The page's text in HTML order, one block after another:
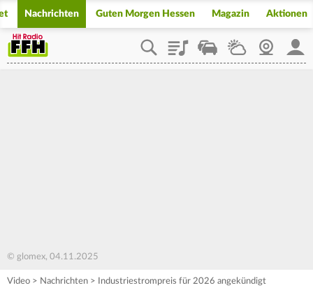
Nachrichten Guten Morgen Hessen Magazin Aktionen
PlaylistStaupilotWetterWebcam
© glomex, 04.11.2025
Video > Nachrichten > Industriestrompreis für 2026 angekündigt